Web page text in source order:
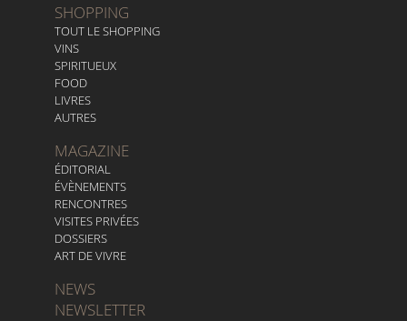
SHOPPING
TOUT LE SHOPPING
VINS
SPIRITUEUX
FOOD
LIVRES
AUTRES
MAGAZINE
ÉDITORIAL
ÉVÈNEMENTS
RENCONTRES
VISITES PRIVÉES
DOSSIERS
ART DE VIVRE
NEWS
NEWSLETTER